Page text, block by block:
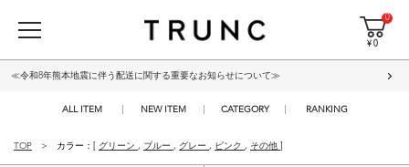
0
¥ 0
≪令和8年熊本地震に伴う配送に関する重要なお知らせについて≫
ALL ITEM NEW ITEM CATEGORY RANKING
TOP カラー：[ グリーン , ブルー , グレー , ピンク , その他